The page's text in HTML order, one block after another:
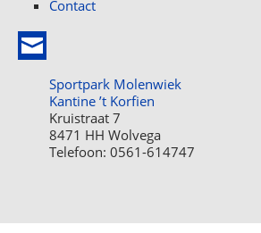
Contact
Sportpark Molenwiek
Kantine ’t Korfien
Kruistraat 7
8471 HH Wolvega
Telefoon: 0561-614747